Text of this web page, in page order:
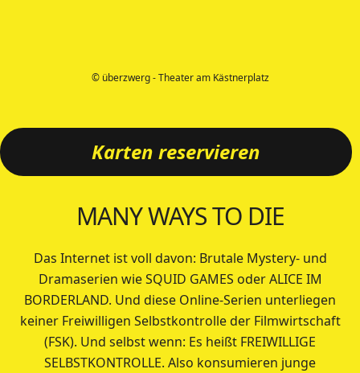
Karten reservieren
MANY WAYS TO DIE
Das Internet ist voll davon: Brutale Mystery- und
Dramaserien wie SQUID GAMES oder ALICE IM
BORDERLAND. Und diese Online-Serien unterliegen
keiner Freiwilligen Selbstkontrolle der Filmwirtschaft
(FSK). Und selbst wenn: Es heißt FREIWILLIGE
SELBSTKONTROLLE. Also konsumieren junge
© überzwerg - Theater am Kästnerplatz